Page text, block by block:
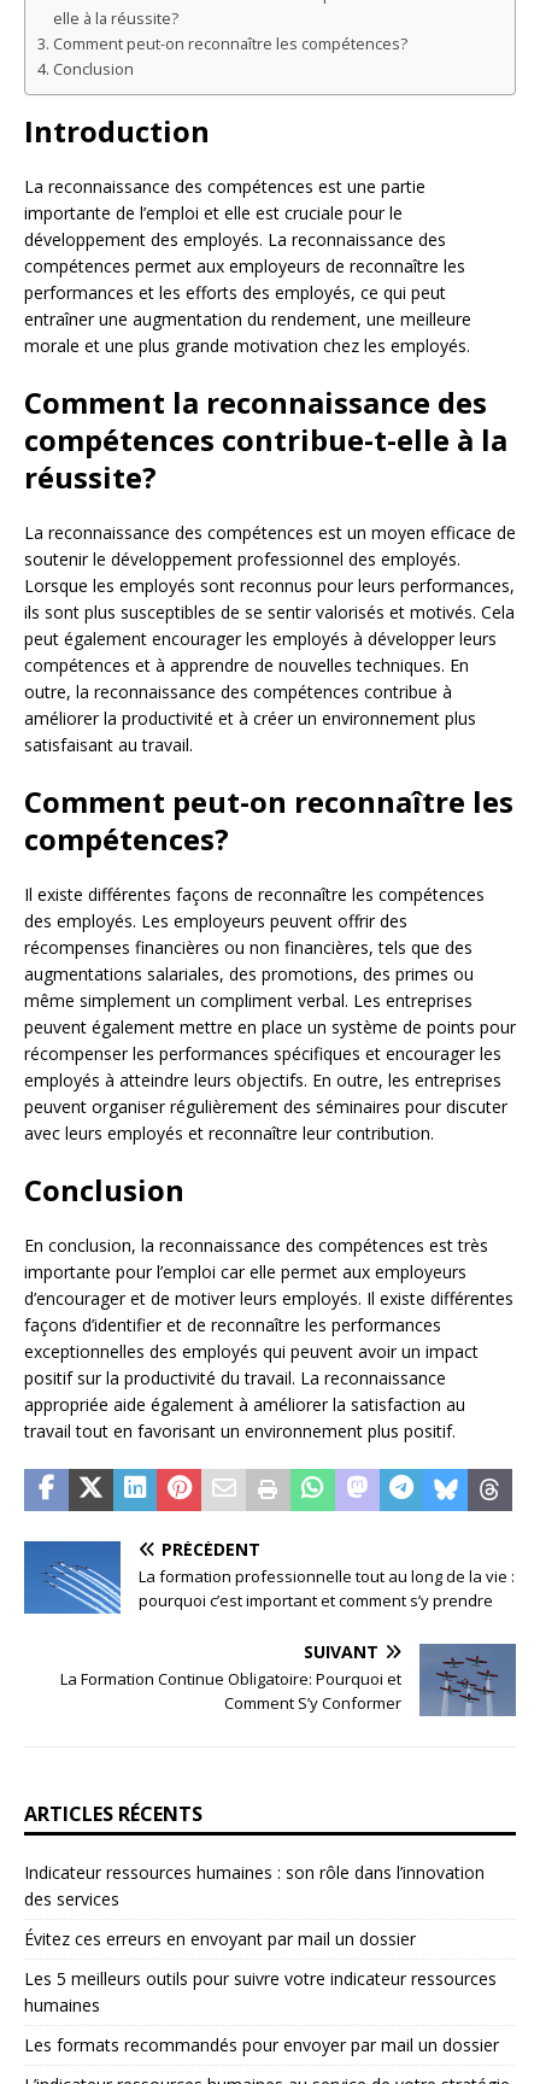
elle à la réussite?
Comment peut-on reconnaître les compétences?
Conclusion
Introduction
La reconnaissance des compétences est une partie
importante de l’emploi et elle est cruciale pour le
développement des employés. La reconnaissance des
compétences permet aux employeurs de reconnaître les
performances et les efforts des employés, ce qui peut
entraîner une augmentation du rendement, une meilleure
morale et une plus grande motivation chez les employés.
Comment la reconnaissance des
compétences contribue-t-elle à la
réussite?
La reconnaissance des compétences est un moyen efficace de
soutenir le développement professionnel des employés.
Lorsque les employés sont reconnus pour leurs performances,
ils sont plus susceptibles de se sentir valorisés et motivés. Cela
peut également encourager les employés à développer leurs
compétences et à apprendre de nouvelles techniques. En
outre, la reconnaissance des compétences contribue à
améliorer la productivité et à créer un environnement plus
satisfaisant au travail.
Comment peut-on reconnaître les
compétences?
Il existe différentes façons de reconnaître les compétences
des employés. Les employeurs peuvent offrir des
récompenses financières ou non financières, tels que des
augmentations salariales, des promotions, des primes ou
même simplement un compliment verbal. Les entreprises
peuvent également mettre en place un système de points pour
récompenser les performances spécifiques et encourager les
employés à atteindre leurs objectifs. En outre, les entreprises
peuvent organiser régulièrement des séminaires pour discuter
avec leurs employés et reconnaître leur contribution.
Conclusion
En conclusion, la reconnaissance des compétences est très
importante pour l’emploi car elle permet aux employeurs
d’encourager et de motiver leurs employés. Il existe différentes
façons d’identifier et de reconnaître les performances
exceptionnelles des employés qui peuvent avoir un impact
positif sur la productivité du travail. La reconnaissance
appropriée aide également à améliorer la satisfaction au
travail tout en favorisant un environnement plus positif.
PRÉCÉDENT
La formation professionnelle tout au long de la vie :
pourquoi c’est important et comment s’y prendre
SUIVANT
La Formation Continue Obligatoire: Pourquoi et
Comment S’y Conformer
ARTICLES RÉCENTS
Indicateur ressources humaines : son rôle dans l’innovation
des services
Évitez ces erreurs en envoyant par mail un dossier
Les 5 meilleurs outils pour suivre votre indicateur ressources
humaines
Les formats recommandés pour envoyer par mail un dossier